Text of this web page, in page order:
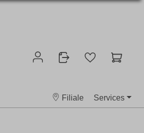
Filiale Services